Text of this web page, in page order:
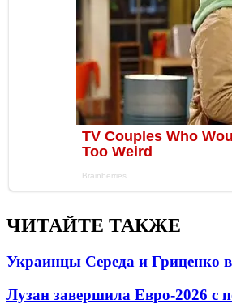
ЧИТАЙТЕ ТАКЖЕ
Украинцы Середа и Гриценко
Лузан завершила Евро-2026 с